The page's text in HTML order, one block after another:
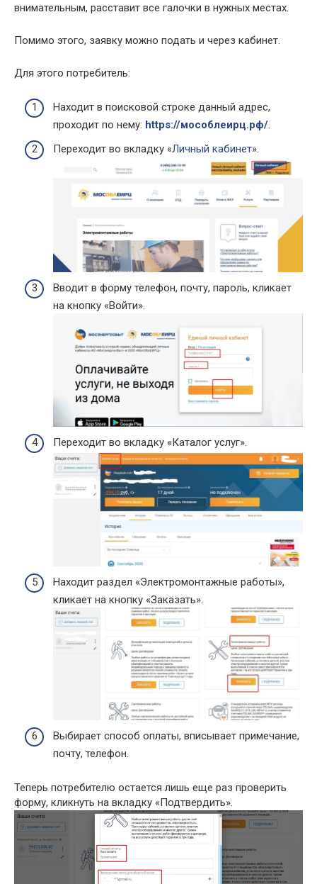
внимательным, расставит все галочки в нужных местах.
Помимо этого, заявку можно подать и через кабинет.
Для этого потребитель:
Находит в поисковой строке данный адрес,
проходит по нему: https://мособлеирц.рф/.
Переходит во вкладку «Личный кабинет».
Вводит в форму телефон, почту, пароль, кликает
на кнопку «Войти».
Переходит во вкладку «Каталог услуг».
Находит раздел «Электромонтажные работы»,
кликает на кнопку «Заказать».
Выбирает способ оплаты, вписывает примечание,
почту, телефон.
Теперь потребителю остается лишь еще раз проверить
форму, кликнуть на вкладку «Подтвердить».